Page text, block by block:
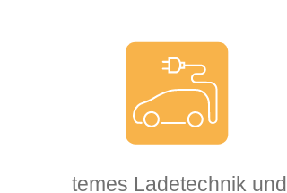
temes Ladetechnik und